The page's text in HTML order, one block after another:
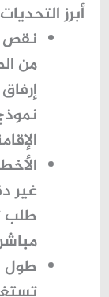
أبرز
نقص
من
غير
طلب
طول